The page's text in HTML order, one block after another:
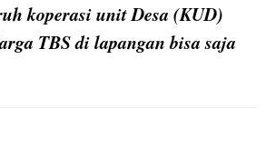
koperasi unit Desa (KUD)
arga TBS di lapangan bisa saja